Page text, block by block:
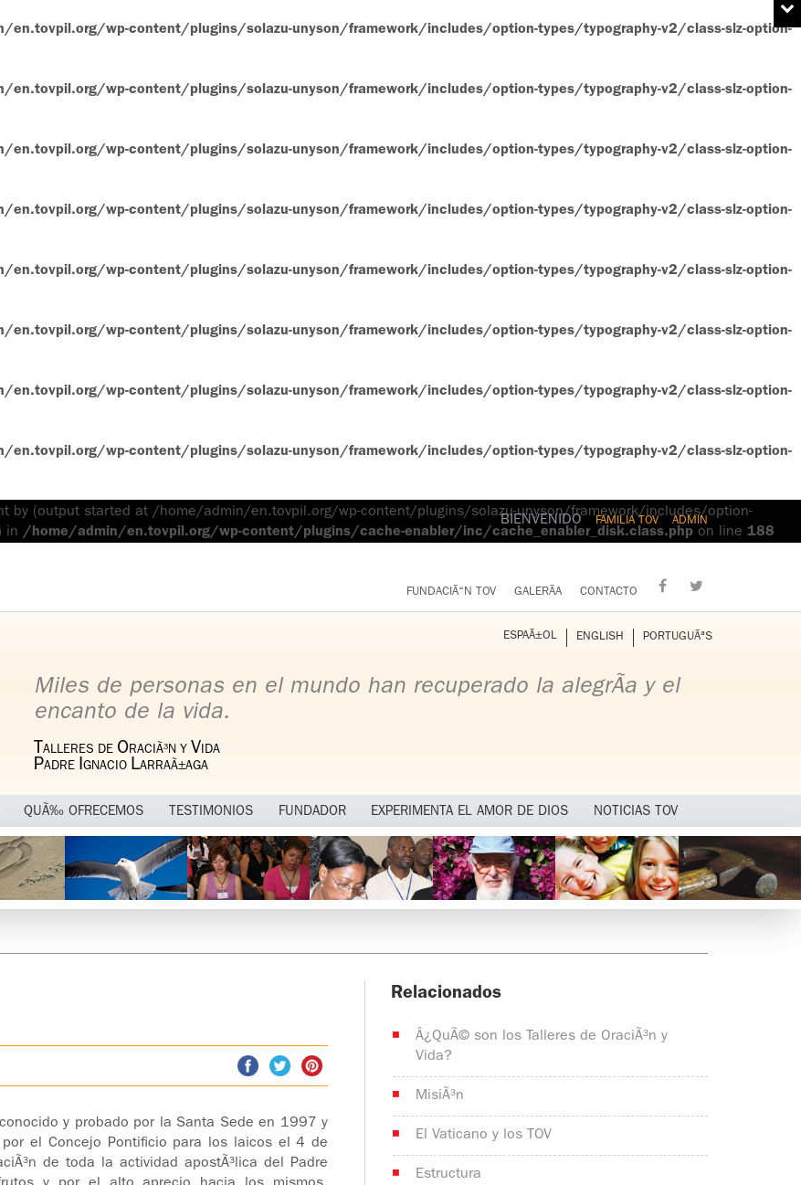
en.tovpil.org/wp-content/plugins/solazu-unyson/framework/includes/option-types/typography-v2/class-slz-option-
en.tovpil.org/wp-content/plugins/solazu-unyson/framework/includes/option-types/typography-v2/class-slz-option-
en.tovpil.org/wp-content/plugins/solazu-unyson/framework/includes/option-types/typography-v2/class-slz-option-
en.tovpil.org/wp-content/plugins/solazu-unyson/framework/includes/option-types/typography-v2/class-slz-option-
en.tovpil.org/wp-content/plugins/solazu-unyson/framework/includes/option-types/typography-v2/class-slz-option-
en.tovpil.org/wp-content/plugins/solazu-unyson/framework/includes/option-types/typography-v2/class-slz-option-
en.tovpil.org/wp-content/plugins/solazu-unyson/framework/includes/option-types/typography-v2/class-slz-option-
en.tovpil.org/wp-content/plugins/solazu-unyson/framework/includes/option-types/typography-v2/class-slz-option-
by (output started at /home/admin/en.tovpil.org/wp-content/plugins/solazu-unyson/framework/includes/option-
in /home/admin/en.tovpil.org/wp-content/plugins/cache-enabler/inc/cache_enabler_disk.class.php on line 188
BIENVENIDO FAMILIA TOV ADMIN
FUNDACIÃ“N TOV GALERÃA CONTACTO
Miles de personas en el mundo han recuperado la alegrÃ­a y el
encanto de la vida.
T ALLERES DE ORACIÃ³N Y V IDA
PADRE IGNACIO LARRAÃ±AGA
QUÃ‰ OFRECEMOS TESTIMONIOS FUNDADOR EXPERIMENTA EL AMOR DE DIOS NOTICIAS TOV
ESPAÃ±OL ENGLISH PORTUGUÃªS
y probado por la Santa Sede en 1997 y
por el Concejo Pontificio para los laicos el 4 de
de toda la actividad apostÃ³lica del Padre
Relacionados
Â¿QuÃ© son los Talleres de OraciÃ³n y
Vida?
MisiÃ³n
El Vaticano y los TOV
Estructura